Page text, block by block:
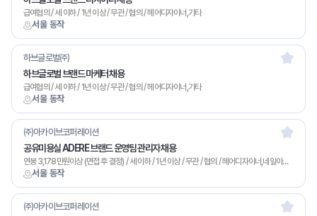
서울 동작
급여협의 / 세 이하 / 1년 이상 / 무관 / 협의 / 헤어디자이너,기타
서울 동작
하브글로벌㈜
하브글로벌 브랜드 마케터 채용
급여협의 / 세 이하 / 1년 이상 / 무관 / 협의 / 헤어디자이너,기타
서울 동작
㈜아카이브코퍼레이션
공유미용실 ADERE 브랜드 운영팀 관리자 채용
연봉 3,178만원이상 (면접 후 결정) / 세 이하 / 1년 이상 / 무관 / 협의 / 헤어디자이너,네일아트,메이크업,마사지,기타
㈜아카이브코퍼레이션